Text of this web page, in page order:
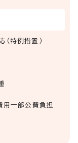
特例措置）
用一部公費負担